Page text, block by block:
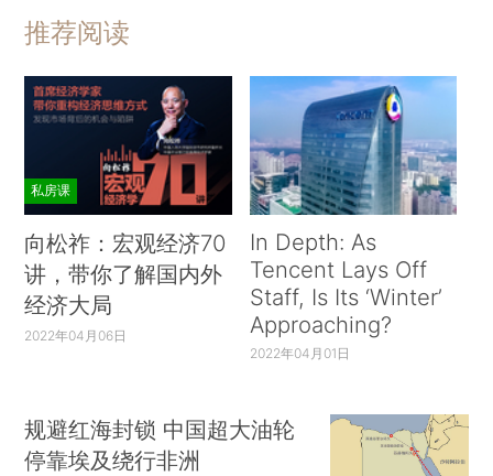
推荐阅读
私房课
向松祚：宏观经济70
讲，带你了解国内外
经济大局
2022年04月06日
In Depth: As
Tencent Lays Off
Staff, Is Its ‘Winter’
Approaching?
2022年04月01日
规避红海封锁 中国超大油轮
停靠埃及绕行非洲